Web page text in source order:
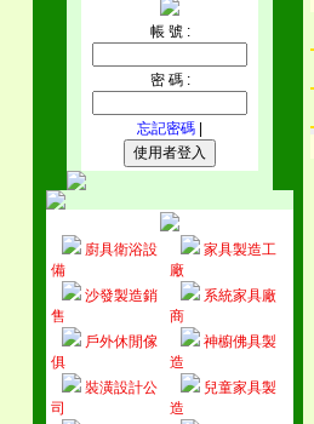
帳 號 :
密 碼 :
忘記密碼
廚具衛浴設
備
家具製造工
廠
沙發製造銷
售
系統家具廠
商
戶外休閒傢
俱
神櫥佛具製
造
裝潢設計公
司
兒童家具製
造